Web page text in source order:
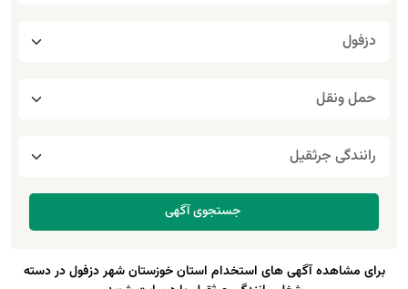
برای مشاهده آگهی های استخدام استان خوزستان شهر دزفول در دسته